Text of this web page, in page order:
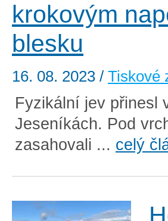
krokovým
blesku
16. 08. 2023 / Tiskové
Fyzikální jev přinesl
Jeseníkách. Pod
zasahovali ... celý